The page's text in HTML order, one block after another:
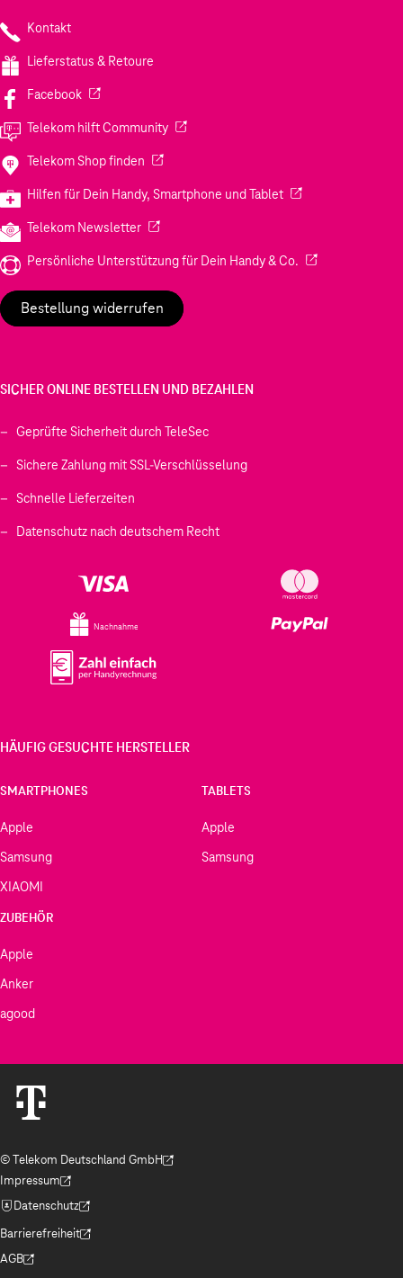
Kontakt
Lieferstatus & Retoure
Facebook(Wird in einem neuen Tab geöffnet)
Telekom hilft Community(Wird in einem neuen Tab geöffnet)
Telekom Shop finden (Wird in einem neuen Tab geöffnet)
Hilfen für Dein Handy, Smartphone und Tablet(Wird in einem
Telekom Newsletter(Wird in einem neuen Tab geöffnet)
Persönliche Unterstützung für Dein Handy & Co. (Wird in einem
Bestellung widerrufen
SICHER ONLINE BESTELLEN UND BEZAHLEN
Geprüfte Sicherheit durch TeleSec
Sichere Zahlung mit SSL-Verschlüsselung
Schnelle Lieferzeiten
Datenschutz nach deutschem Recht
Nachnahme
HÄUFIG GESUCHTE HERSTELLER
SMARTPHONES
Apple
Samsung
XIAOMI
TABLETS
Apple
Samsung
ZUBEHÖR
Apple
Anker
agood
© Telekom Deutschland GmbH
(Der Link wird in einem neuen Tab geöffnet)
Impressum
(Der Link wird in einem neuen Tab geöffnet)
Datenschutz
(Der Link wird in einem neuen Tab geöffnet)
Barrierefreiheit
(Der Link wird in einem neuen Tab geöffnet)
AGB
(Der Link wird in einem neuen Tab geöffnet)